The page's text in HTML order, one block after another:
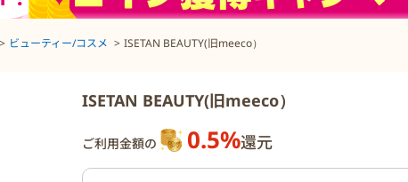
ビューティー/コスメ ISETAN BEAUTY(旧meeco）
ISETAN BEAUTY(旧meeco）
ご利用金額の 0.5%還元